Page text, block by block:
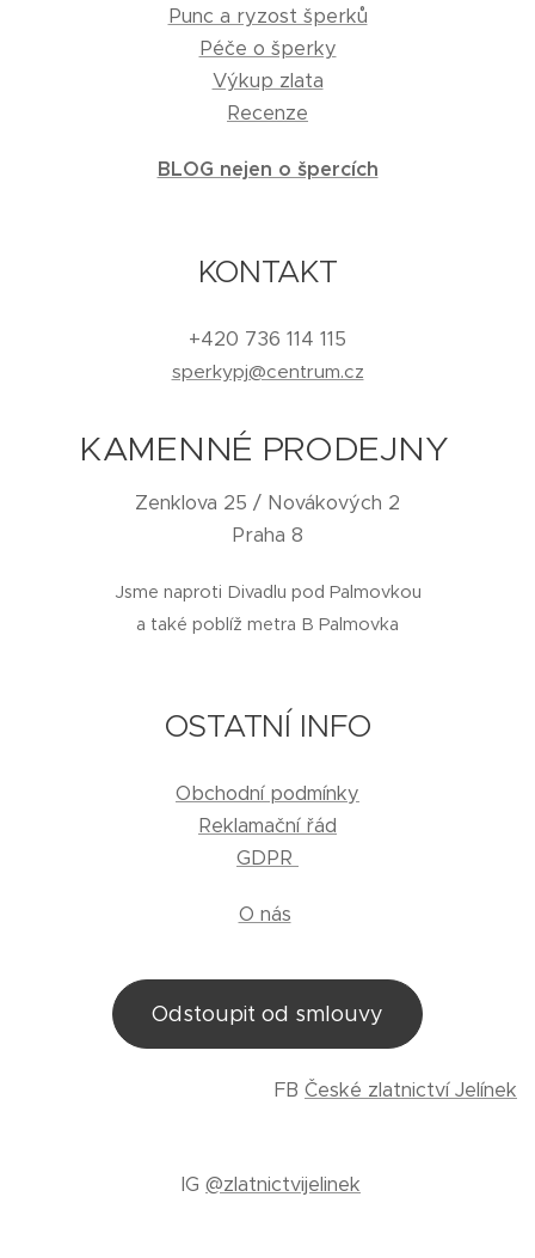
Punc a ryzost šperků
Péče o šperky
Výkup zlata
Recenze
BLOG nejen o špercích
KONTAKT
+420 736 114 115
sperkypj@centrum.cz
KAMENNÉ PRODEJNY
Zenklova 25 / Novákových 2
Praha 8
Jsme naproti Divadlu pod Palmovkou
a také poblíž metra B Palmovka
OSTATNÍ INFO
Obchodní podmínky
Reklamační řád
GDPR
O nás
Odstoupit od smlouvy
FB České zlatnictví Jelínek
IG @zlatnictvijelinek